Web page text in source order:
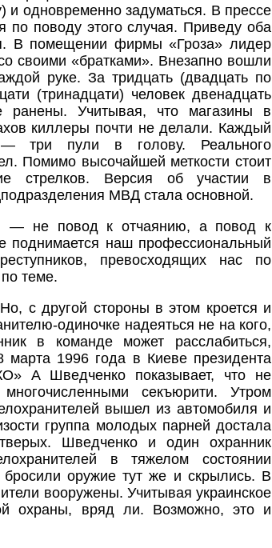
и одновременно задуматься. В прессе
по поводу этого случая. Приведу оба
В помещении фирмы «Гроза» лидер
своими «братками». Внезапно вошли
руке. За тридцать (двадцать по
(тринадцати) человек двенадцать
Учитывая, что магазины в
киллеры почти не делали. Каждый
три пули в голову. Реального
Помимо высочайшей меткости стоит
стрелков. Версия об участии в
МВД стала основной.
— не повод к отчаянию, а повод к
поднимается наш профессиональный
превосходящих нас по
теме.
с другой стороны в этом кроется и
одиночке надеяться не на кого,
в команде может расслабиться,
марта 1996 года в Киеве президента
А Шведченко показывает, что не
секъюрити. Утром
вышел из автомобиля и
группа молодых парней достала
Шведченко и один охранник
в тяжелом состоянии
бросили оружие тут же и скрылись. В
вооружены. Учитывая украинское
охраны, вряд ли. Возможно, это и